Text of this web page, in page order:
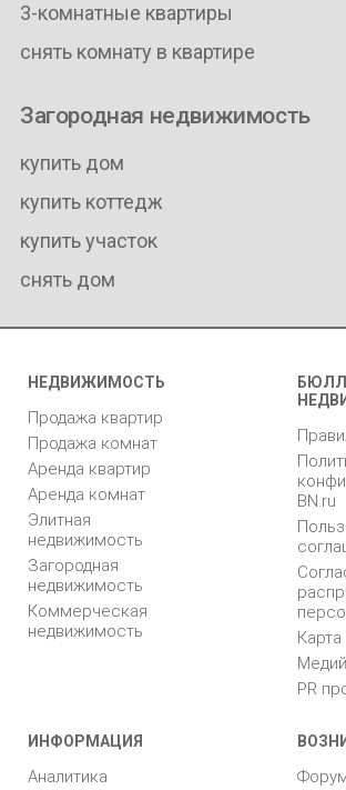
3-комнатные квартиры
снять комнату в квартире
Загородная недвижимость
купить дом
купить коттедж
купить участок
снять дом
НЕДВИЖИМОСТЬ
Продажа квартир
Продажа комнат
Аренда квартир
Аренда комнат
Элитная
недвижимость
Загородная
недвижимость
Коммерческая
недвижимость
BN.ru
Карта
PR
ИНФОРМАЦИЯ
Аналитика